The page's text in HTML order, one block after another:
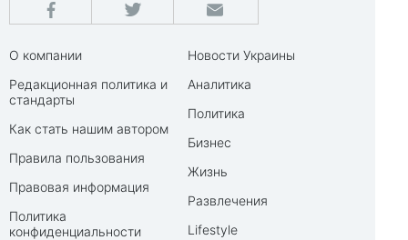
О компании
Редакционная политика и
стандарты
Как стать нашим автором
Правила пользования
Правовая информация
Политика
конфиденциальности
Новости Украины
Аналитика
Политика
Бизнес
Жизнь
Развлечения
Lifestyle